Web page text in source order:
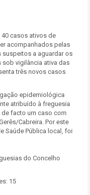
casos ativos de
acompanhados pelas
suspeitos a aguardar os
vigilância ativa das
três novos casos
epidemiológica
atribuído à freguesia
de facto um caso com
Cabreira. Por este
Saúde Pública local, foi
do Concelho
15